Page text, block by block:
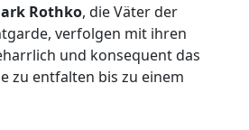
Rothko, die Väter der
verfolgen mit ihren
und konsequent das
zu entfalten bis zu einem